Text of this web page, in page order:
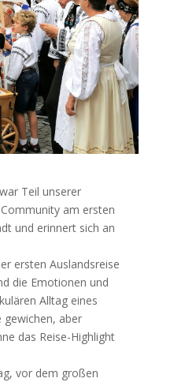
Teil unserer
am ersten
und erinnert sich an
ersten Auslandsreise
die Emotionen und
Alltag eines
gewichen, aber
das Reise-Highlight
vor dem großen